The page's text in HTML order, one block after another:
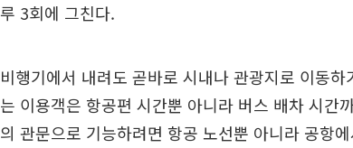
루 3회에 그친다.
비행기에서 내려도 곧바로 시내나 관광지로 이동
는 이용객은 항공편 시간뿐 아니라 버스 배차 시간
의 관문으로 기능하려면 항공 노선뿐 아니라 공항